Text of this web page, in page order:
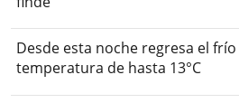
Desde esta noche regresa el
temperatura de hasta 13°C